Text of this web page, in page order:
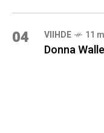
04 VIIHDE 11
Donna